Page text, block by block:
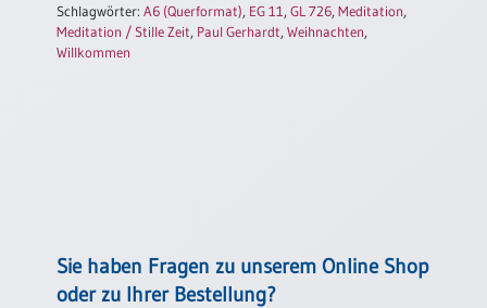
Poster
Hefte
Schlagwörter:A6 (Querformat), EG 11 ,GL 726,Meditation,
Meditation / Stille Zeit, Paul Gerhardt,Weihnachten,
Willkommen
Sie haben Fragen zu unserem Online Shop
oder zu Ihrer Bestellung?